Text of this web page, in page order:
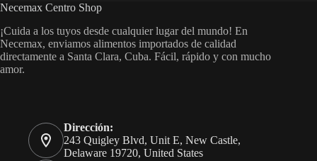
Necemax Centro Shop
¡Cuida a los tuyos desde cualquier lugar del mundo! En
Necemax, enviamos alimentos importados de calidad
directamente a Santa Clara, Cuba. Fácil, rápido y con mucho
amor.
Dirección:
243 Quigley Blvd, Unit E, New Castle,
Delaware 19720, United States